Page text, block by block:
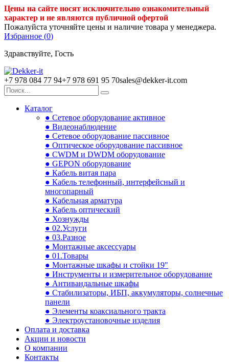
Цены на сайте носят исключительно ознакомительный
характер и не являются публичной офертой
Пожалуйста уточняйте цены и наличие товара у менеджера.
Избранное (0)
Здравствуйте, Гость
+7 978 084 77 94+7 978 691 95 70sales@dekker-it.com
Каталог
● Сетевое оборудование активное
● Видеонаблюдение
● Сетевое оборудование пассивное
● Оптическое оборудование пассивное
● CWDM и DWDM оборудование
● GEPON оборудование
● Кабель витая пара
● Кабель телефонный, интерфейсный и
многопарный
● Кабельная арматура
● Кабель оптический
● Хознужды
● 02.Услуги
● 03.Разное
● Монтажные аксессуары
● 01.Товары
● Монтажные шкафы и стойки 19"
● Инструменты и измерительное оборудование
● Антивандальные шкафы
● Стабилизаторы, ИБП, аккумуляторы, солнечные
панели
● Элементы коаксиального тракта
● Электроустановочные изделия
Оплата и доставка
Акции и новости
О компании
Контакты